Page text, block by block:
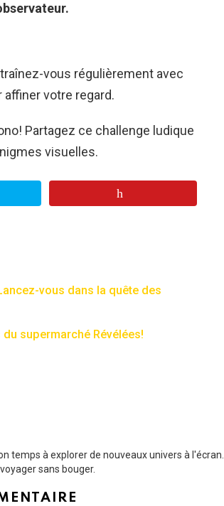
vous régulièrement avec
votre regard.
Partagez ce challenge ludique
visuelles.
vous dans la quête des
supermarché Révélées!
temps à explorer de nouveaux univers à l'écran.
sans bouger.